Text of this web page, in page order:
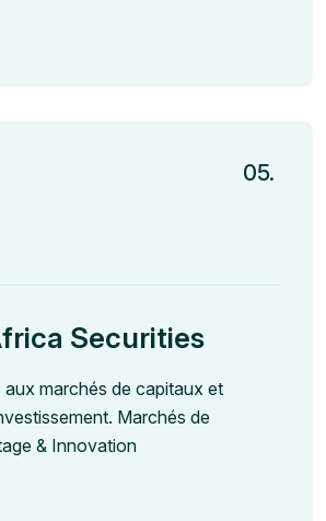
Securities
aux marchés de capitaux et
Marchés de
& Innovation
05.